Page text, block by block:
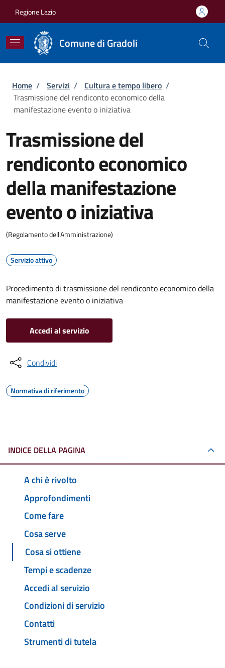
Regione Lazio
Comune di Gradoli
Briciole di pane
Home / Servizi / Cultura e tempo libero /
Trasmissione del rendiconto economico della
manifestazione evento o iniziativa
Trasmissione del
rendiconto economico
della manifestazione
evento o iniziativa
(Regolamento dell'Amministrazione)
Servizio attivo
Procedimento di trasmissione del rendiconto economico della
manifestazione evento o iniziativa
Accedi al servizio
Condividi
Normativa di riferimento
INDICE DELLA PAGINA
A chi è rivolto
Approfondimenti
Come fare
Cosa serve
Cosa si ottiene
Tempi e scadenze
Accedi al servizio
Condizioni di servizio
Contatti
Strumenti di tutela